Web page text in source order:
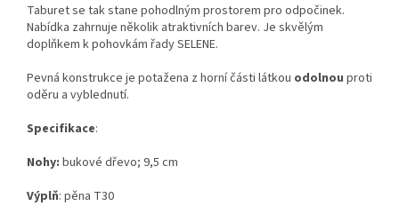
Taburet se tak stane pohodlným prostorem pro odpočinek.
Nabídka zahrnuje několik atraktivních barev. Je skvělým
doplňkem k pohovkám řady SELENE.
Pevná konstrukce je potažena z horní části látkou odolnou proti
oděru a vyblednutí.
Specifikace:
Nohy: bukové dřevo; 9,5 cm
Výplň: pěna T30